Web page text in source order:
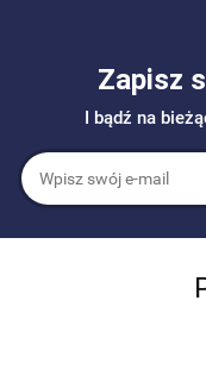
Zapisz
I bądź na